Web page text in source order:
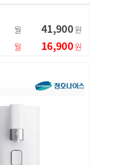
월 41,900원
월 16,900원